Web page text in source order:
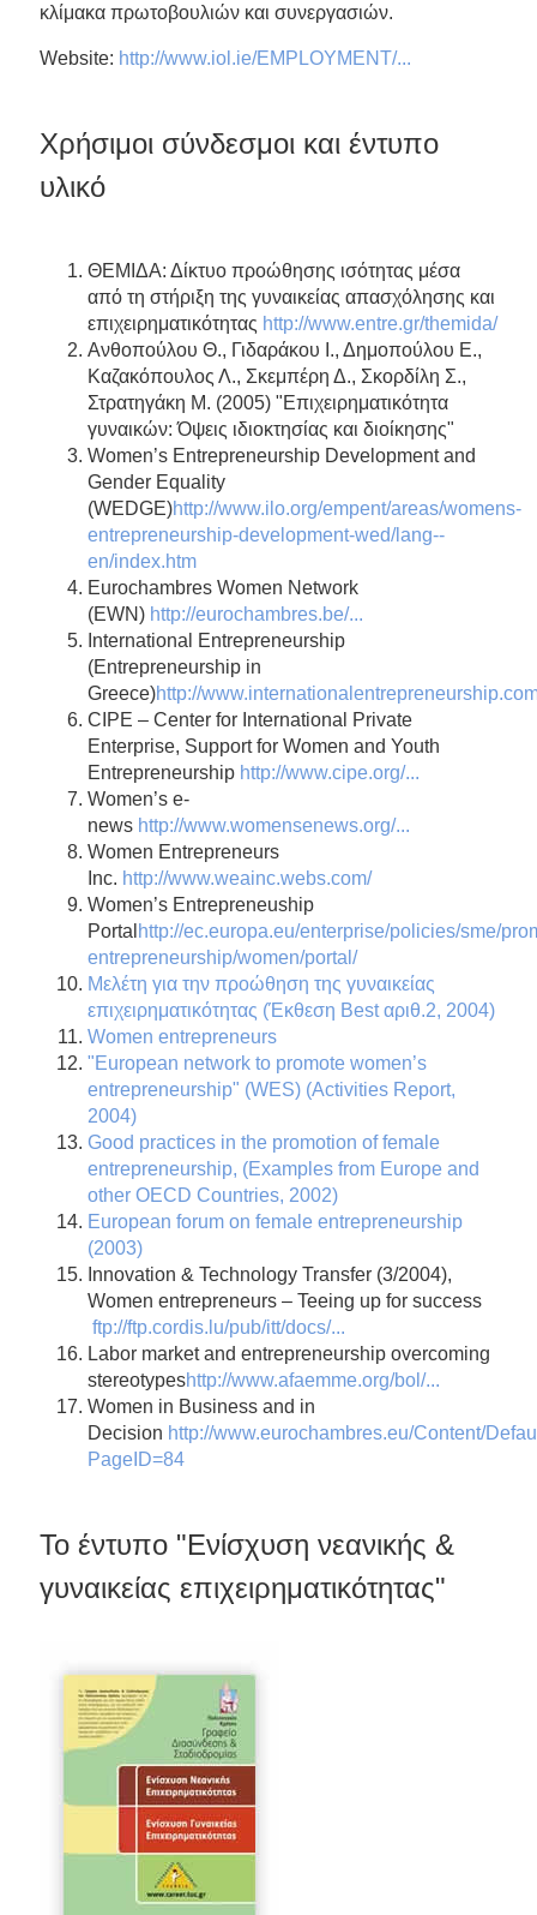
κλίμακα πρωτοβουλιών και συνεργασιών.
Website: http://www.iol.ie/EMPLOYMENT/...
Χρήσιμοι σύνδεσμοι και έντυπο
υλικό
ΘΕΜΙΔΑ: Δίκτυο προώθησης ισότητας μέσα
από τη στήριξη της γυναικείας απασχόλησης και
επιχειρηματικότητας http://www.entre.gr/themida/
Ανθοπούλου Θ., Γιδαράκου Ι., Δημοπούλου Ε.,
Καζακόπουλος Λ., Σκεμπέρη Δ., Σκορδίλη Σ.,
Στρατηγάκη Μ. (2005) "Επιχειρηματικότητα
γυναικών: Όψεις ιδιοκτησίας και διοίκησης"
Women’s Entrepreneurship Development and
Gender Equality
(WEDGE)http://www.ilo.org/empent/areas/womens-
entrepreneurship-development-wed/lang--
en/index.htm
Eurochambres Women Network
(EWN) http://eurochambres.be/...
International Entrepreneurship
(Entrepreneurship in
Greece)http://
CIPE – Center for International Private
Enterprise, Support for Women and Youth
Entrepreneurship http://www.cipe.org/...
Women’s e-
news http://www.womensenews.org/...
Women Entrepreneurs
Inc. http://www.weainc.webs.com/
Women’s Entrepreneuship
Portal http://ec.europa.eu/enterprise/policies/sme/
entrepreneurship/women/portal/
Μελέτη για την προώθηση της γυναικείας
επιχειρηματικότητας (Έκθεση Best αριθ.2, 2004)
Women entrepreneurs
"European network to promote women’s
entrepreneurship" (WES) (Activities Report,
2004)
Good practices in the promotion of female
entrepreneurship, (Examples from Europe and
other OECD Countries, 2002)
European forum on female entrepreneurship
(2003)
Innovation & Technology Transfer (3/2004),
Women entrepreneurs – Teeing up for success
ftp://ftp.cordis.lu/pub/itt/docs/...
Labor market and entrepreneurship overcoming
stereotypeshttp://www.afaemme.org/bol/...
Women in Business and in
Decision http://www.eurochambres.eu/Content/
PageID=84
Το έντυπο "Eνίσχυση νεανικής &
γυναικείας επιχειρηματικότητας"